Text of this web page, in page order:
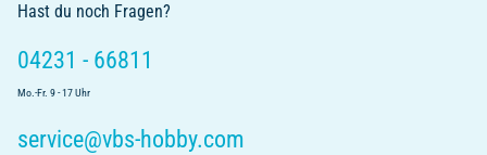
Hast du noch Fragen?
04231 - 66811
Mo.-Fr. 9 - 17 Uhr
service@vbs-hobby.com